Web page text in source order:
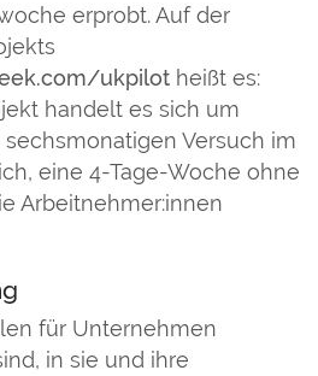
erprobt. Auf der
ukpilot heißt es:
handelt es sich um
Versuch im
eine 4-Tage-Woche ohne
Arbeitnehmer:innen
für Unternehmen
in sie und ihre